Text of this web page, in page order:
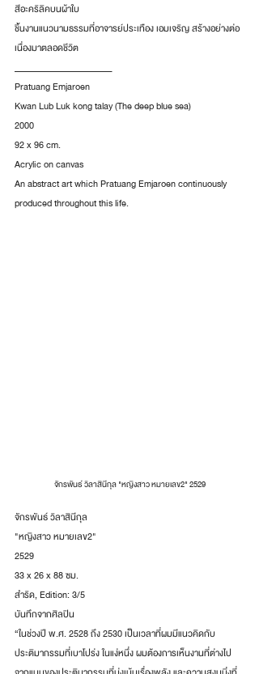
สีอะคริลิคบนผ้าใบ
ชิ้นงานแนวนามธรรมที่อาจารย์ประเทือง เอมเจริญ สร้างอย่างต่อ
เนื่องมาตลอดชีวิต
________________________
Pratuang Emjaroen
Kwan Lub Luk kong talay (The deep blue sea)
2000
92 x 96 cm.
Acrylic on canvas
An abstract art which Pratuang Emjaroen continuously
produced throughout this life.
จักรพันธ์ วิลาสินีกุล "หญิงสาว หมายเลข2" 2529
จักรพันธ์ วิลาสินีกุล
"หญิงสาว หมายเลข2"
2529
33 x 26 x 88 ซม.
สำริด, Edition: 3/5
บันทึกจากศิลปิน
“ในช่วงปี พ.ศ. 2528 ถึง 2530 เป็นเวลาที่ผมมีแนวคิดกับ
ประติมากรรมที่เบาโปร่ง ในแง่หนึ่ง ผมต้องการเห็นงานที่ต่างไป